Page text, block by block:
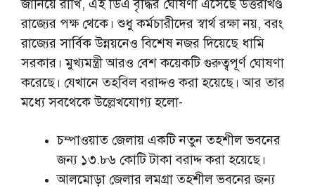
জানিয়ে রাখি, এই ডিএ বৃদ্ধির ঘোষণা এসেছে উত্তরাখণ্ড
রাজ্যের পক্ষ থেকে। শুধু কর্মচারীদের স্বার্থ রক্ষা নয়, বরং
রাজ্যের সার্বিক উন্নয়নেও বিশেষ নজর দিয়েছে ধামি
সরকার। মুখ্যমন্ত্রী আরও বেশ কয়েকটি গুরুত্বপূর্ণ ঘোষণা
করেছে। যেখানে তহবিল বরাদ্দও করা হয়েছে। আর তার
মধ্যে সবথেকে উল্লেখযোগ্য হলো-
চম্পাওয়াত জেলায় একটি নতুন তহশীল ভবনের
জন্য ১৩.৮৬ কোটি টাকা বরাদ্দ করা হয়েছে।
আলমোড়া জেলার লমগ্রা তহশীল ভবনের জন্য